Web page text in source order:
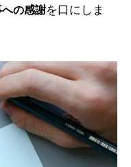
の感謝を口にしま